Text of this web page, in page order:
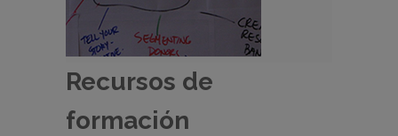
Recursos de
formación